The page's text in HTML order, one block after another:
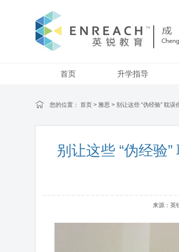
首页 升学指导
您的位置： 首页 > 雅思 > 别让这些 “伪经验” 耽
别让这些 “伪经验
来源：英